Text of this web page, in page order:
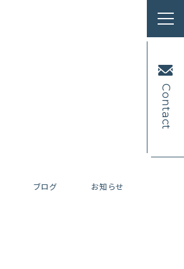
ブログ お知らせ
Contact